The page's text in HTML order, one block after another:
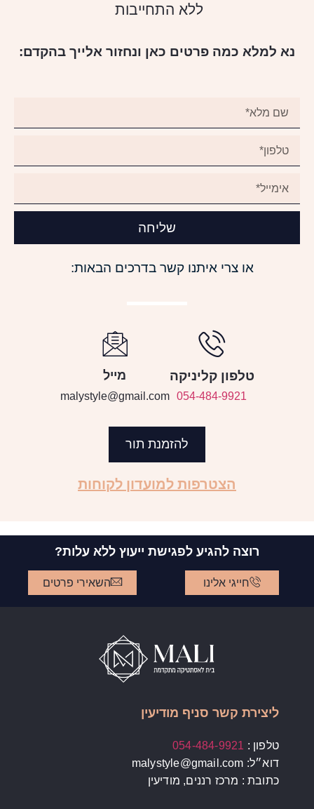
ללא התחייבות
נא למלא כמה פרטים כאן ונחזור אלייך בהקדם:
שליחה
או צרי איתנו קשר בדרכים הבאות:
טלפון קליניקה
054-484-9921
מייל
malystyle@gmail.com
להזמנת תור
הצטרפות למועדון לקוחות
רוצה להגיע לפגישת ייעוץ ללא עלות?
חייגי אלינו השאירי פרטים
ליצירת קשר סניף מודיעין
טלפון : 054-484-9921
דוא״ל: malystyle@gmail.com
כתובת : מרכז רננים, מודיעין